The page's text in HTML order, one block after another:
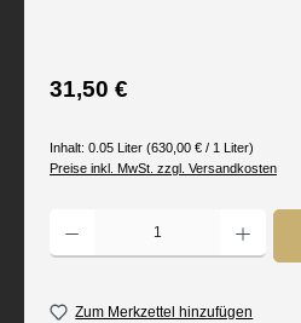
Regulärer Preis:
31,50 €
Inhalt: 0.05 Liter (630,00 € / 1 Liter)
Preise inkl. MwSt. zzgl. Versandkosten
Produkt Anzahl: Gib den gewünschten
Zum Merkzettel hinzufügen